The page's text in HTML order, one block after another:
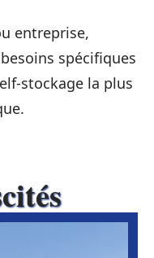
entreprise,
spécifiques
stockage la plus